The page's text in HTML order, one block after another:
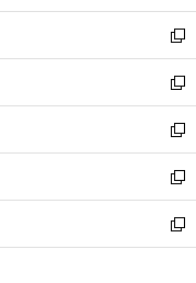
開
く
ウ
で
開
く
ン
ド
ウ
で
開
く
ウ
ィ
ン
ド
ウ
で
開
く
新
し
い
ウ
ィ
ン
ド
ウ
で
開
新
し
い
ウ
ィ
ン
ド
ウ
新
し
い
ウ
ィ
ン
新
し
い
ウ
新
し